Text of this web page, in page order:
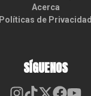
Acerca
Políticas de Privacidad
SÍGUENOS